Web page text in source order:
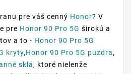
pre váš cenný Honor? V
pre Honor 90 Pro 5G širokú a
a to - Honor 90 Pro 5G
kryty,Honor 90 Pro 5G puzdra,
sklá, ktoré nielenže